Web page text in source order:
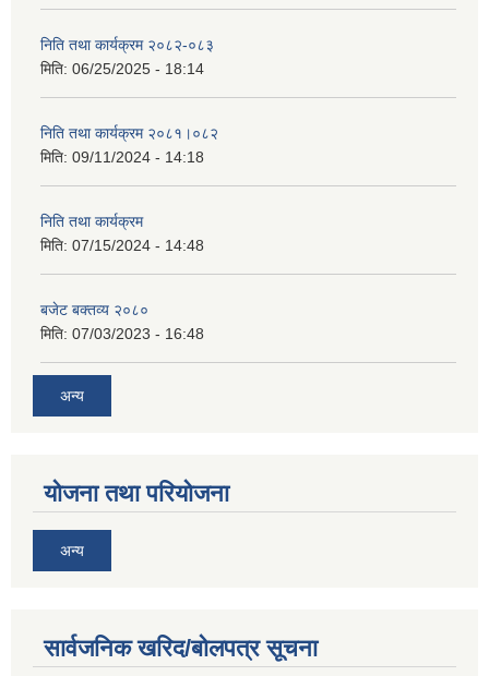
निति तथा कार्यक्रम २०८२-०८३
मिति: 06/25/2025 - 18:14
निति तथा कार्यक्रम २०८१।०८२
मिति: 09/11/2024 - 14:18
निति तथा कार्यक्रम
मिति: 07/15/2024 - 14:48
बजेट बक्तव्य २०८०
मिति: 07/03/2023 - 16:48
अन्य
योजना तथा परियोजना
अन्य
सार्वजनिक खरिद/बोलपत्र सूचना